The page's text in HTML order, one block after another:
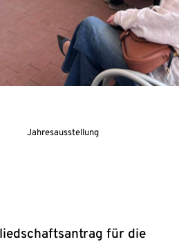
Jahresausstellung
für die